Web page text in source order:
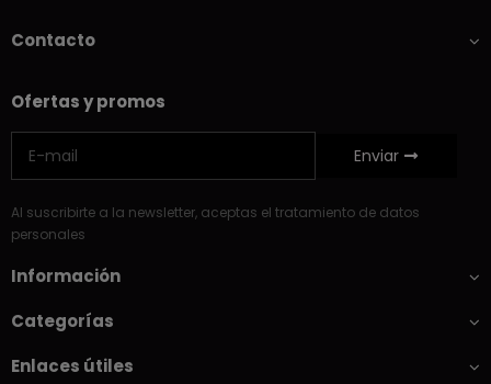
Contacto
Ofertas y promos
Enviar
Al suscribirte a la newsletter, aceptas el tratamiento de datos
personales
Información
Categorías
Enlaces útiles